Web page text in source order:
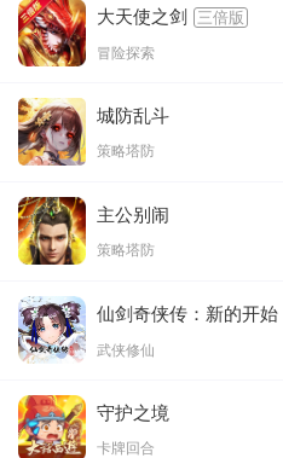
大天使之剑 三倍版
冒险探索
城防乱斗
策略塔防
主公别闹
策略塔防
仙剑奇侠传：新的开始
武侠修仙
守护之境
卡牌回合